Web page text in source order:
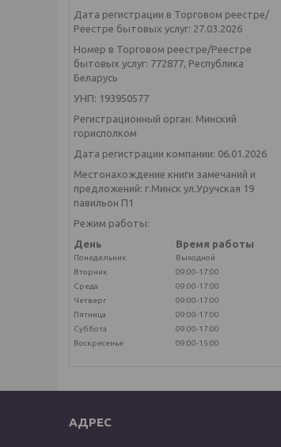
Дата регистрации в Торговом реестре/
Реестре бытовых услуг: 27.03.2026
Номер в Торговом реестре/Реестре
бытовых услуг: 772877, Республика
Беларусь
УНП: 193950577
Регистрационный орган: Минский
горисполком
Дата регистрации компании: 06.01.2026
Местонахождение книги замечаний и
предложений: г.Минск ул.Уручская 19
павильон П1
Режим работы:
День
Время работы
Понедельник
Выходной
Вторник
09:00-17:00
Среда
09:00-17:00
Четверг
09:00-17:00
Пятница
09:00-17:00
Суббота
09:00-17:00
Воскресенье
09:00-15:00